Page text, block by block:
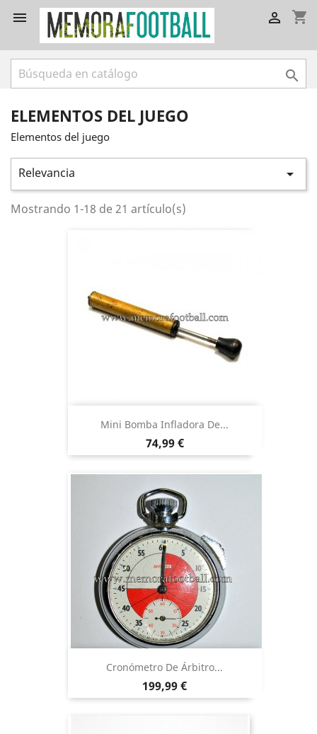
 shopping_cart


ELEMENTOS DEL JUEGO
Elementos del juego
Relevancia 
Mostrando 1-18 de 21 artículo(s)
Mini Bomba Infladora De...
Precio
74,99 €
Cronómetro De Árbitro...
Precio
199,99 €